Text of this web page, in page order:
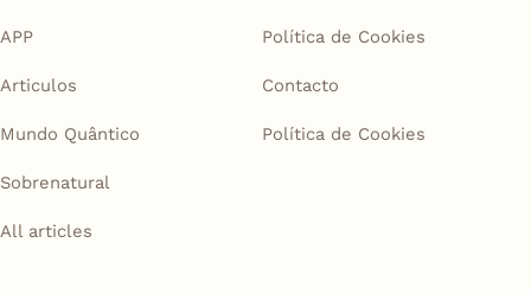
APP
Articulos
Mundo Quântico
Sobrenatural
All articles
Política de Cookies
Contacto
Política de Cookies